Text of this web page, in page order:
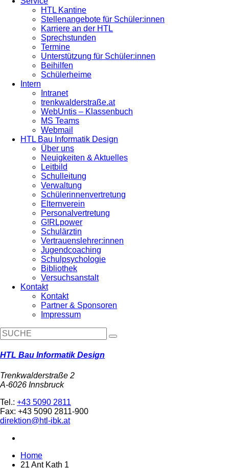
HTL Kantine
Stellenangebote für Schüler:innen
Karriere an der HTL
Sprechstunden
Termine
Unterstützung für Schüler:innen
Beihilfen
Schülerheime
Intern
Intranet
trenkwalderstraße.at
WebUntis – Klassenbuch
MS Teams
Webmail
HTL Bau Informatik Design
Über uns
Neuigkeiten & Aktuelles
Leitbild
Schulleitung
Verwaltung
Schülerinnenvertretung
Elternverein
Personalvertretung
G!RLpower
Schulärztin
Vertrauenslehrer:innen
Jugendcoaching
Schulpsychologie
Bibliothek
Versuchsanstalt
Kontakt
Kontakt
Partner & Sponsoren
Impressum
HTL Bau Informatik Design
Trenkwalderstraße 2
A-6026 Innsbruck
Tel.: +43 5090 2811
Fax: +43 5090 2811-900
direktion@htl-ibk.at
Home
21 Ant Kath 1